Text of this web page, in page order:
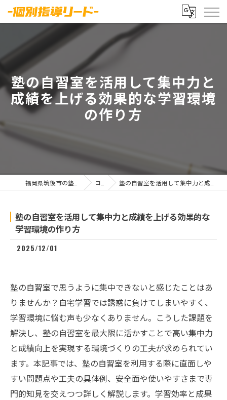
塾の自習室を活用して集中力と
成績を上げる効果的な学習環境
の作り方
コラム 塾の自習室を活用して集中力と成績を上げる効果的な学習環境の作り方
塾の自習室を活用して集中力と成績を上げる効果的な
学習環境の作り方
2025/12/01
塾の自習室で思うように集中できないと感じたことはあ
りませんか？自宅学習では誘惑に負けてしまいやすく、
学習環境に悩む声も少なくありません。こうした課題を
解決し、塾の自習室を最大限に活かすことで高い集中力
と成績向上を実現する環境づくりの工夫が求められてい
ます。本記事では、塾の自習室を利用する際に直面しや
すい問題点や工夫の具体例、安全面や使いやすさまで専
門的知見を交えつつ詳しく解説します。学習効率と成果